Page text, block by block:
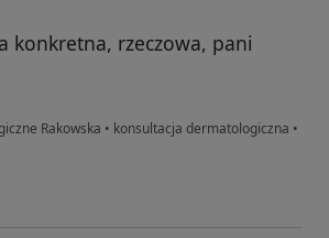
konkretna, rzeczowa, pani
Rakowska • konsultacja dermatologiczna •